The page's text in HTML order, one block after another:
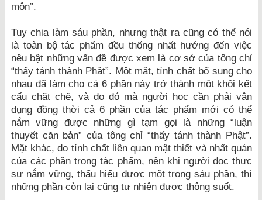
môn”.
Tuy chia làm sáu phần, nhưng thật ra cũng có thể nói
là toàn bộ tác phẩm đều thống nhất hướng đến việc
nêu bật những vấn đề được xem là cơ sở của tông chỉ
“thấy tánh thành Phật”. Một mặt, tính chất bổ sung cho
nhau đã làm cho cả 6 phần này trở thành một khối kết
cấu chặt chẽ, và do đó mà người học cần phải vận
dụng đồng thời cả 6 phần của tác phẩm mới có thể
nắm vững được những gì tạm gọi là những “luận
thuyết căn bản” của tông chỉ “thấy tánh thành Phật”.
Mặt khác, do tính chất liên quan mật thiết và nhất quán
của các phần trong tác phẩm, nên khi người đọc thực
sự nắm vững, thấu hiểu được một trong sáu phần, thì
những phần còn lại cũng tự nhiên được thông suốt.